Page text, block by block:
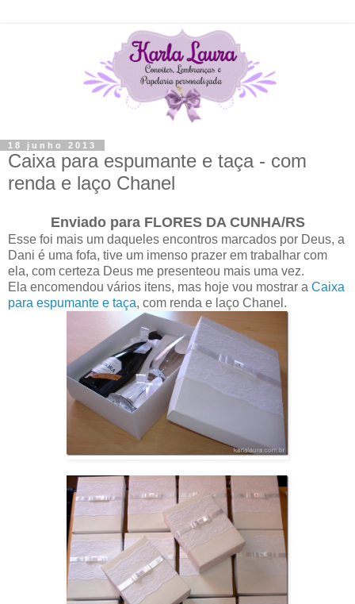
18 junho 2013
Caixa para espumante e taça - com
renda e laço Chanel
Enviado para FLORES DA CUNHA/RS
Esse foi mais um daqueles encontros marcados por Deus, a
Dani é uma fofa, tive um imenso prazer em trabalhar com
ela, com certeza Deus me presenteou mais uma vez.
Ela encomendou vários itens, mas hoje vou mostrar a Caixa
para espumante e taça, com renda e laço Chanel.